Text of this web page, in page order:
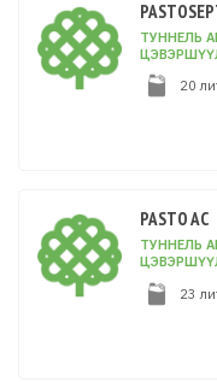
ТУННЕЛЬ
20
PASTO AC
ТУННЕЛЬ
23